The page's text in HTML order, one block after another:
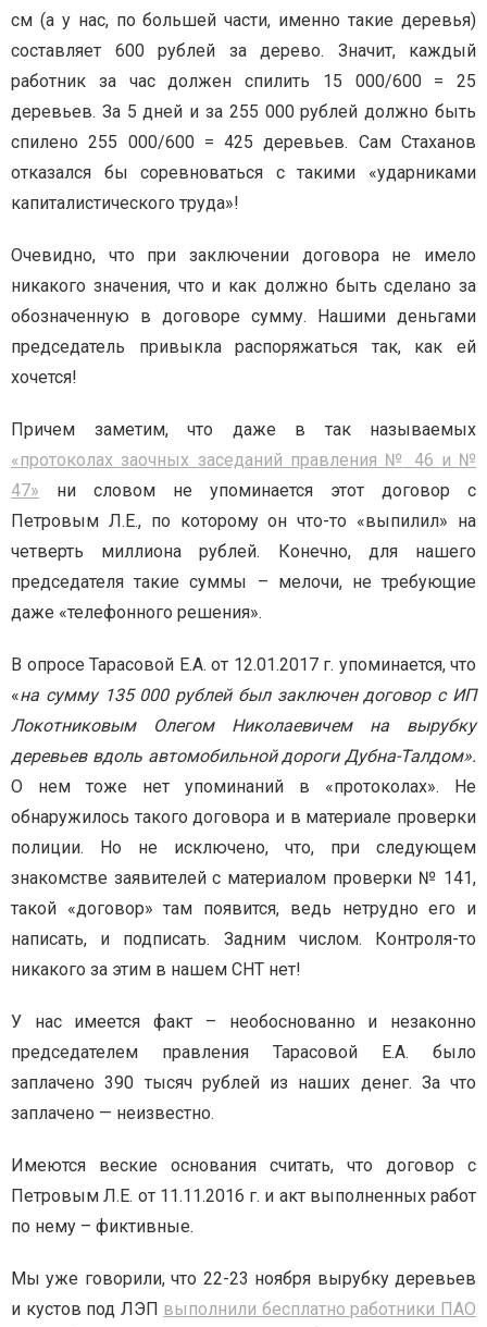
см (а у нас, по большей части, именно такие деревья)
составляет 600 рублей за дерево. Значит, каждый
работник за час должен спилить 15 000/600 = 25
деревьев. За 5 дней и за 255 000 рублей должно быть
спилено 255 000/600 = 425 деревьев. Сам Стаханов
отказался бы соревноваться с такими «ударниками
капиталистического труда»!
Очевидно, что при заключении договора не имело
никакого значения, что и как должно быть сделано за
обозначенную в договоре сумму. Нашими деньгами
председатель привыкла распоряжаться так, как ей
хочется!
Причем заметим, что даже в так называемых
«протоколах заочных заседаний правления № 46 и №
47» ни словом не упоминается этот договор с
Петровым Л.Е., по которому он что-то «выпилил» на
четверть миллиона рублей. Конечно, для нашего
председателя такие суммы – мелочи, не требующие
даже «телефонного решения».
В опросе Тарасовой Е.А. от 12.01.2017 г. упоминается, что
«на сумму 135 000 рублей был заключен договор с ИП
Локотниковым Олегом Николаевичем на вырубку
деревьев вдоль автомобильной дороги Дубна-Талдом».
О нем тоже нет упоминаний в «протоколах».
Не
обнаружилось такого договора и в материале проверки
полиции. Но не исключено, что, при следующем
знакомстве заявителей с материалом проверки № 141,
такой «договор» там появится, ведь нетрудно его и
написать, и подписать. Задним числом. Контроля-то
никакого за этим в нашем СНТ нет!
У нас имеется факт – необоснованно и незаконно
председателем правления Тарасовой Е.А. было
заплачено 390 тысяч рублей из наших денег. За что
заплачено — неизвестно.
Имеются веские основания считать, что договор с
Петровым Л.Е. от 11.11.2016 г. и акт выполненных работ
по нему – фиктивные.
Мы уже говорили, что 22-23 ноября вырубку деревьев
и кустов под ЛЭП выполнили бесплатно работники ПАО